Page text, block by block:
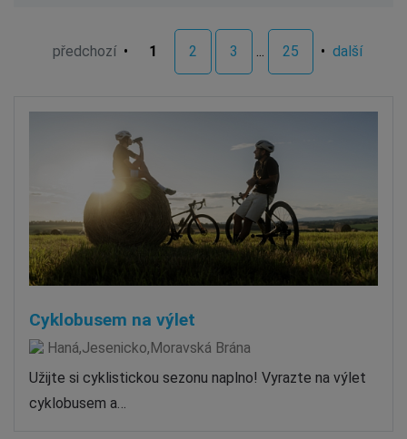
předchozí• 1 2 3 ... 25 • další
Cyklobusem na výlet
Haná,Jesenicko,Moravská Brána
Užijte si cyklistickou sezonu naplno! Vyrazte na výlet
cyklobusem a…